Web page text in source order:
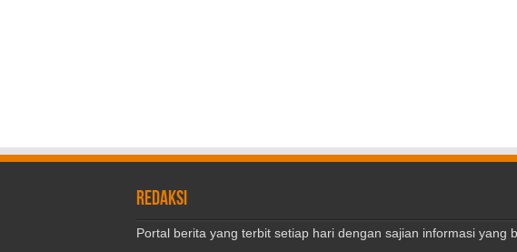
REDAKSI
Portal berita yang terbit setiap hari dengan sajian informasi yang